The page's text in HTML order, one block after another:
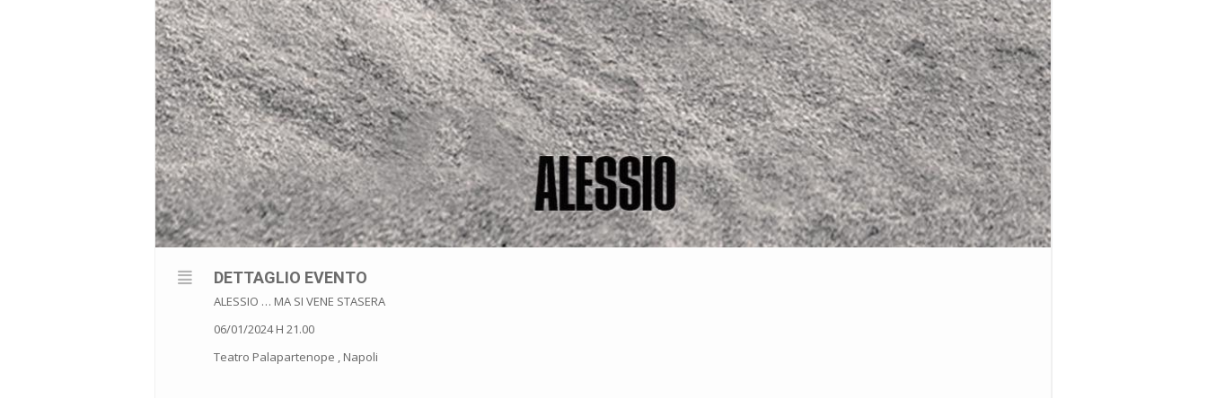
DETTAGLIO EVENTO
ALESSIO … MA SI VENE STASERA
06/01/2024 H 21.00
Teatro Palapartenope , Napoli